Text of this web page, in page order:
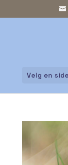
Velg en side